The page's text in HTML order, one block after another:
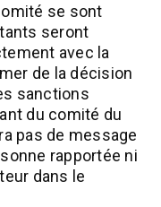
se sont
seront
avec la
de la décision
sanctions
du comité du
pas de message
rapportée ni
dans le